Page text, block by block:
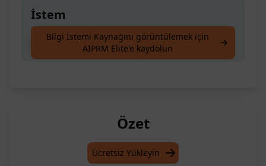
İstem
Websitesi için AI
Bilgi İstemi Kaynağını görüntülemek için
AIPRM Elite'e kaydolun
Özet
Ücretsiz Yükleyin